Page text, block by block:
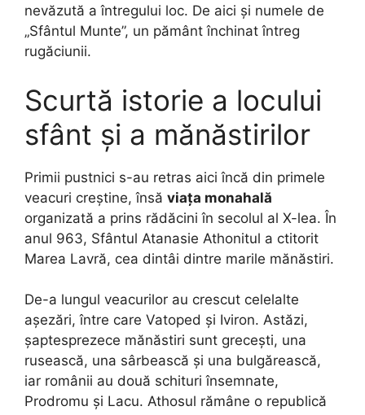
nevăzută a întregului loc. De aici și numele de
„Sfântul Munte”, un pământ închinat întreg
rugăciunii.
Scurtă istorie a locului
sfânt și a mănăstirilor
Primii pustnici s-au retras aici încă din primele
veacuri creștine, însă viața monahală
organizată a prins rădăcini în secolul al X-lea. În
anul 963, Sfântul Atanasie Athonitul a ctitorit
Marea Lavră, cea dintâi dintre marile mănăstiri.
De-a lungul veacurilor au crescut celelalte
așezări, între care Vatoped și Iviron. Astăzi,
șaptesprezece mănăstiri sunt grecești, una
rusească, una sârbească și una bulgărească,
iar românii au două schituri însemnate,
Prodromu și Lacu. Athosul rămâne o republică